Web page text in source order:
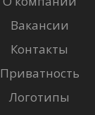
Вакансии
Контакты
Приватность
Логотипы